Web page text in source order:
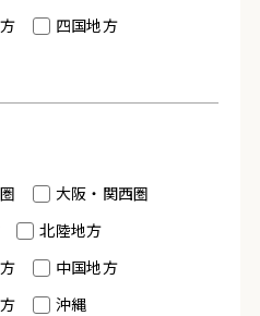
四国地方
大阪・関西圏
北陸地方
中国地方
沖縄